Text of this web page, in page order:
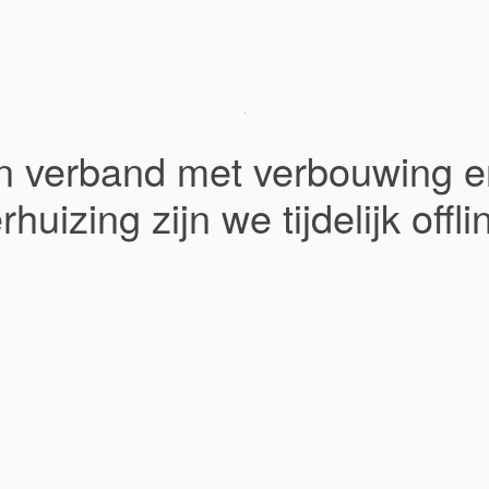
verband met verbouwing
zijn we tijdelijk